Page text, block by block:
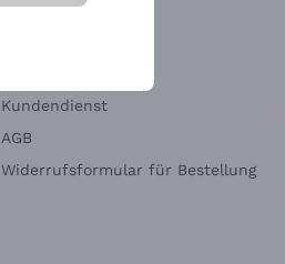
Kundendienst
AGB
Widerrufsformular für Bestellung